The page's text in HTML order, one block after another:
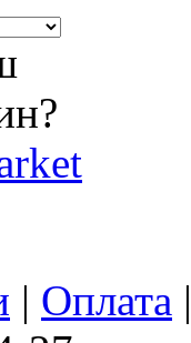
| Оплата